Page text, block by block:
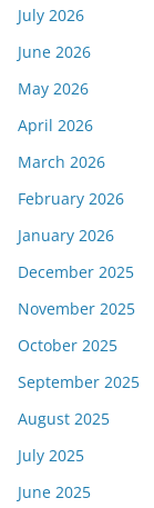
July 2026
June 2026
May 2026
April 2026
March 2026
February 2026
January 2026
December 2025
November 2025
October 2025
September 2025
August 2025
July 2025
June 2025